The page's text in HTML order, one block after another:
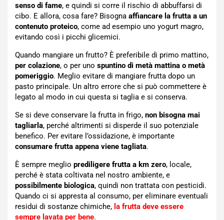
senso di fame, e quindi si corre il rischio di abbuffarsi di
cibo. E allora, cosa fare? Bisogna affiancare la frutta a un
contenuto proteico, come ad esempio uno yogurt magro,
evitando così i picchi glicemici.
Quando mangiare un frutto? È preferibile di primo mattino,
per colazione, o per uno spuntino di metà mattina o metà
pomeriggio. Meglio evitare di mangiare frutta dopo un
pasto principale. Un altro errore che si può commettere è
legato al modo in cui questa si taglia e si conserva.
Se si deve conservare la frutta in frigo, non bisogna mai
tagliarla, perché altrimenti si disperde il suo potenziale
benefico. Per evitare l’ossidazione, è importante
consumare frutta appena viene tagliata.
È sempre meglio prediligere frutta a km zero, locale,
perché è stata coltivata nel nostro ambiente, e
possibilmente biologica, quindi non trattata con pesticidi.
Quando ci si appresta al consumo, per eliminare eventuali
residui di sostanze chimiche, la frutta deve essere
sempre lavata per bene.